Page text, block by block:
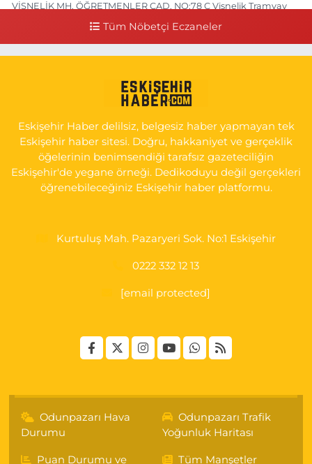
VİŞNELİK MH. ÖĞRETMENLER CAD. NO:78 C Vişnelik Tramvay
NUH'UN GEMİSİ Veteriner Kliniğinin yanı,ı
GÜLTEPE MAH. HALK CAD. NO:107 C
0 (222) 250 40 50 Yol Tarifi Al
Bizim Eczanesi
EMEK MAH. ERTAŞ CAD.NO:12 A Küçük Sanayi girişi Tarım Kredi
Koop. Market yanı
Tüm Nöbetçi Eczaneler
Eskişehir Haber delilsiz, belgesiz haber yapmayan tek
Eskişehir haber sitesi. Doğru, hakkaniyet ve gerçeklik
öğelerinin benimsendiği tarafsız gazeteciliğin
Eskişehir'de yegane örneği. Dedikoduyu değil gerçekleri
öğrenebileceğiniz Eskişehir haber platformu.
Kurtuluş Mah. Pazaryeri Sok. No:1 Eskişehir
0222 332 12 13
[email protected]
Odunpazarı Hava
Durumu
Odunpazarı Trafik
Yoğunluk Haritası
Puan Durumu ve Tüm Manşetler